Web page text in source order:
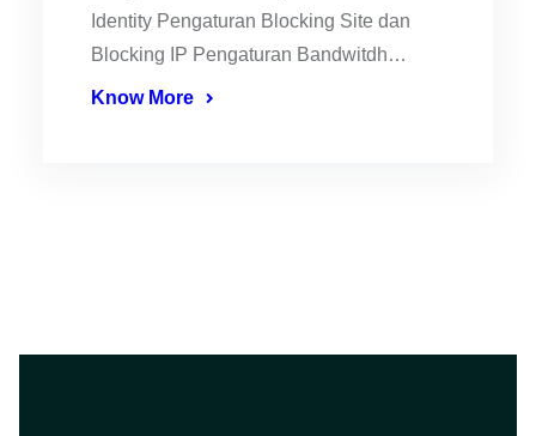
Identity Pengaturan Blocking Site dan
Blocking IP Pengaturan Bandwitdh…
Know More